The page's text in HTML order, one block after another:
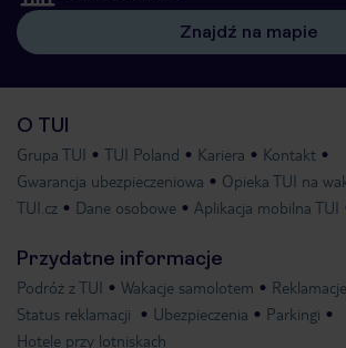
Znajdź na mapie
O TUI
Grupa TUI TUI Poland Kariera
Kontakt
Gwarancja ubezpieczeniowa
Opieka TUI na
TUI.cz
Dane osobowe Aplikacja mobilna TUI
Przydatne informacje
Podróż z TUI Wakacje samolotem
Reklamacje
Status reklamacji
Ubezpieczenia
Parkingi
Hotele przy lotniskach